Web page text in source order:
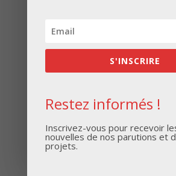
Inscrivez-vous pour recevoir les
S'INSCRIRE
S'INSCRIRE
Restez informés !
Inscrivez-vous pour recevoir
nouvelles de nos parutions et
projets.